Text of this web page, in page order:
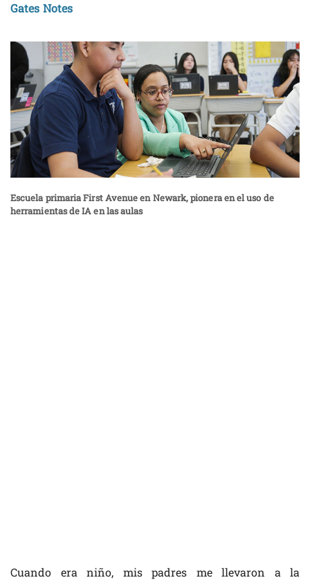
Gates Notes
Escuela primaria First Avenue en Newark, pionera en el uso de
herramientas de IA en las aulas
Cuando era niño, mis padres me llevaron a la